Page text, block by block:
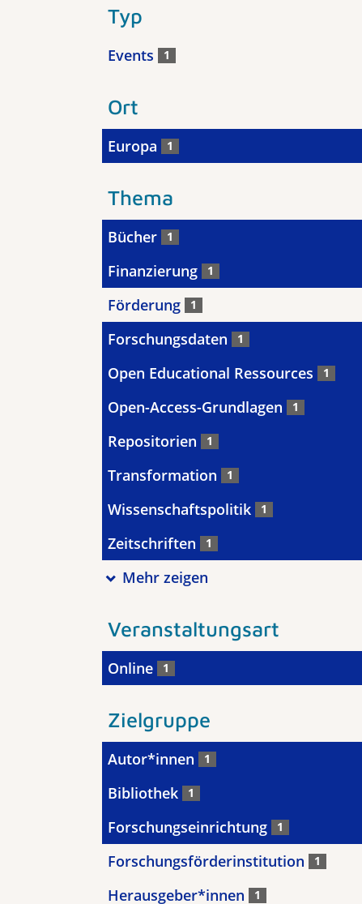
Typ
Events 1
Ort
Europa 1
Thema
Bücher 1
Finanzierung 1
Förderung 1
Forschungsdaten 1
Open Educational Ressources 1
Open-Access-Grundlagen 1
Repositorien 1
Transformation 1
Wissenschaftspolitik 1
Zeitschriften 1
Mehr zeigen
Veranstaltungsart
Online 1
Zielgruppe
Autor*innen 1
Bibliothek 1
Forschungseinrichtung 1
Forschungsförderinstitution 1
Herausgeber*innen 1